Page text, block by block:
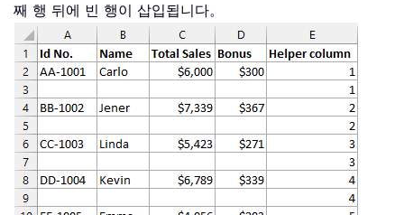
째 행 뒤에 빈 행이 삽입됩니다。